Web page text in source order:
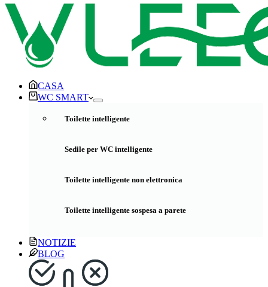
CASA
WC SMART
Toilette intelligente
Sedile per WC intelligente
Toilette intelligente non elettronica
Toilette intelligente sospesa a parete
NOTIZIE
BLOG